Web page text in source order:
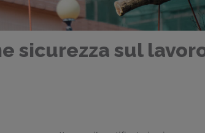
sicurezza sul